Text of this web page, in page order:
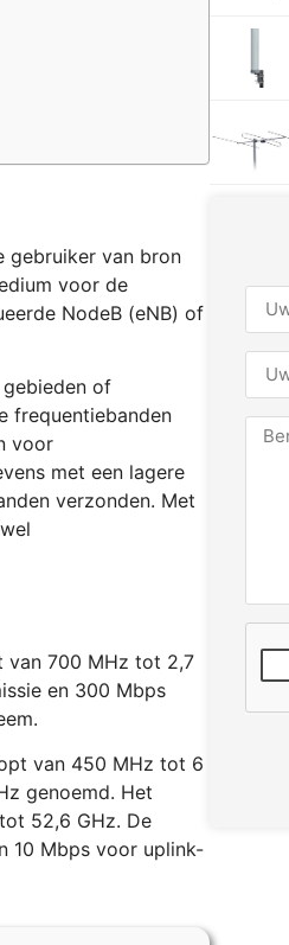
gebruiker van bron
voor de
NodeB (eNB) of
of
frequentiebanden
voor
met een lagere
verzonden. Met
van 700 MHz tot 2,7
en 300 Mbps
van 450 MHz tot 6
genoemd. Het
52,6 GHz. De
10 Mbps voor uplink-